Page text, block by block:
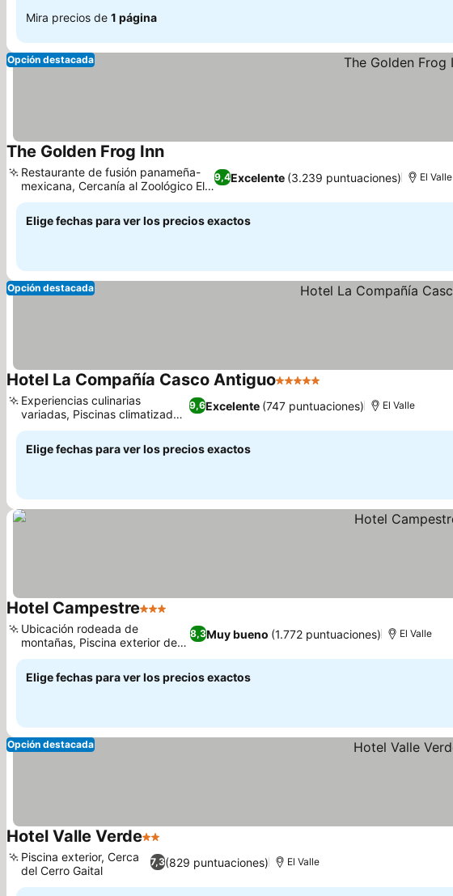
Mira precios de 1 página
Opción destacada
The Golden Frog InnVer precios
9,4Excelente (3.239 puntuaciones)
Restaurante de fusión panameña-
mexicana, Cercanía al Zoológico El
Nispero
El Valle
Elige fechas para ver los precios exactos
Opción destacada
Hotel La Compañía Casco Antiguo5 Estrellas
9,6Excelente (747 puntuaciones)
Experiencias culinarias
variadas, Piscinas climatizadas
y frías
El Valle
Elige fechas para ver los precios exactos
Hotel Campestre3 Estrellas
8,3Muy bueno (1.772 puntuaciones)
Ubicación rodeada de
montañas, Piscina exterior de
agua de río
El Valle
Elige fechas para ver los precios exactos
Opción destacada
Hotel Valle Verde2 Estrellas
7,3(829 puntuaciones)
Piscina exterior, Cerca
del Cerro Gaital
El Valle